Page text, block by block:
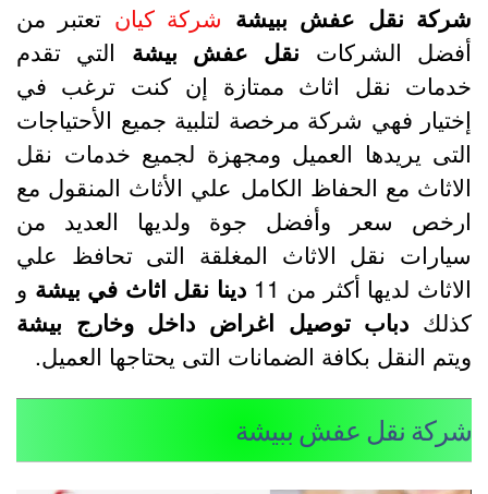
نقل عفش ببيشة شركة كيانتعتبر من
الشركاتنقل عفش بيشةالتي تقدم
نقل اثاث ممتازة إن كنت ترغب في
فهي شركة مرخصة لتلبية جميع الأحتياجات
يريدها العميل ومجهزة لجميع خدمات نقل
مع الحفاظ الكامل علي الأثاث المنقول مع
سعر وأفضل جوة ولديها العديد من
نقل الاثاث المغلقة التى تحافظ علي
لديها أكثر من 11
دينا نقل اثاث في بيشةو
دباب توصيل اغراض داخل وخارج بيشة
النقل بكافة الضمانات التى يحتاجها العميل.
نقل عفش ببيشة